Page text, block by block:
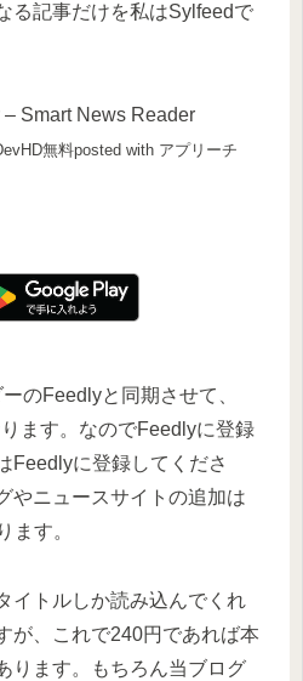
る記事だけを私はSylfeedで
– Smart News Reader
無料posted with アプリーチ
のFeedlyと同期させて、
ます。なのでFeedlyに登録
Feedlyに登録してくださ
やニュースサイトの追加は
ます。
イトルしか読み込んでくれ
が、これで240円であれば本
ります。もちろん当ブログ